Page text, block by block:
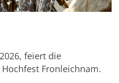
feiert die
Fronleichnam.